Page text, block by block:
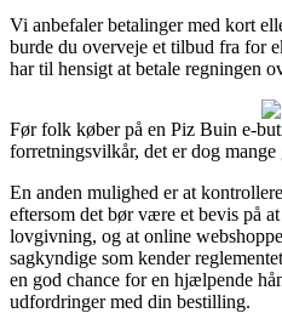
Vi anbefaler betalinger med kort
burde du overveje et tilbud fra for
har til hensigt at betale regningen
Før folk køber på en Piz Buin e-
forretningsvilkår, det er dog
En anden mulighed er at
eftersom det bør være et bevis på
lovgivning, og at online
sagkyndige som kender
en god chance for en hjælpende
udfordringer med din bestilling.